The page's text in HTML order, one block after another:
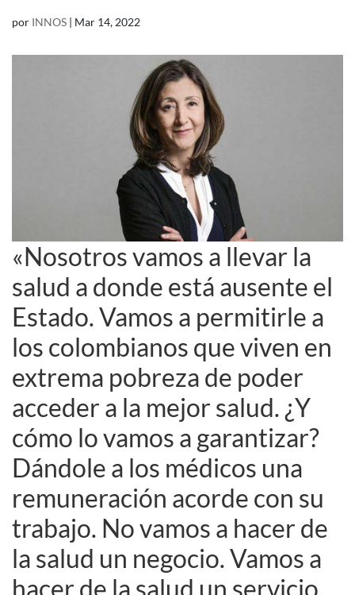
por INNOS | Mar 14, 2022
«Nosotros vamos a llevar la
salud a donde está ausente el
Estado. Vamos a permitirle a
los colombianos que viven en
extrema pobreza de poder
acceder a la mejor salud. ¿Y
cómo lo vamos a garantizar?
Dándole a los médicos una
remuneración acorde con su
trabajo. No vamos a hacer de
la salud un negocio. Vamos a
hacer de la salud un servicio,